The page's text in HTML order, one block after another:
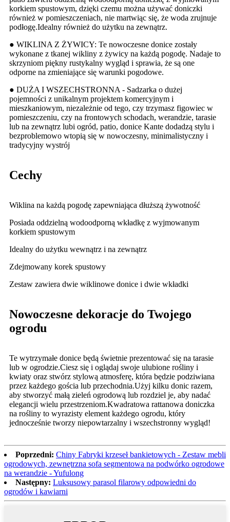
korkiem spustowym, dzięki czemu można używać doniczki
również w pomieszczeniach, nie martwiąc się, że woda zrujnuje
podłogę.Idealny również do użytku na zewnątrz.
● WIKLINA Z ŻYWICY: Te nowoczesne donice zostały
wykonane z tkanej wikliny z żywicy na każdą pogodę. Nadaje to
skrzyniom piękny rustykalny wygląd i sprawia, że ​​są one
odporne na zmieniające się warunki pogodowe.
● DUŻA I WSZECHSTRONNA - Sadzarka o dużej
pojemności z unikalnym projektem komercyjnym i
mieszkaniowym, niezależnie od tego, czy trzymasz figowiec w
pomieszczeniu, czy na frontowych schodach, werandzie, tarasie
lub na zewnątrz lubi ogród, patio, donice Kante dodadzą stylu i
bezproblemowo wtopią się w nowoczesny, minimalistyczny i
tradycyjny wystrój
Cechy
Wiklina na każdą pogodę zapewniająca dłuższą żywotność
Posiada oddzielną wodoodporną wkładkę z wyjmowanym
korkiem spustowym
Idealny do użytku wewnątrz i na zewnątrz
Zdejmowany korek spustowy
Zestaw zawiera dwie wiklinowe donice i dwie wkładki
Nowoczesne dekoracje do Twojego
ogrodu
Te wytrzymałe donice będą świetnie prezentować się na tarasie
lub w ogrodzie.Ciesz się i oglądaj swoje ulubione rośliny i
kwiaty oraz stwórz stylową atmosferę, która będzie podziwiana
przez każdego gościa lub przechodnia.Użyj kilku donic razem,
aby stworzyć małą zieleń ogrodową lub rozdziel je, aby nadać
elegancji wielu przestrzeniom.Kwadratowa rattanowa doniczka
na rośliny to wyrazisty element każdego ogrodu, który
jednocześnie tworzy niepowtarzalny i wszechstronny wygląd!
Poprzedni: Chiny Fabryki krzeseł bankietowych - Zestaw mebli
ogrodowych, zewnętrzna sofa segmentowa na podwórko ogrodowe
na werandzie - Yufulong
Następny: Luksusowy parasol filarowy odpowiedni do
ogrodów i kawiarni